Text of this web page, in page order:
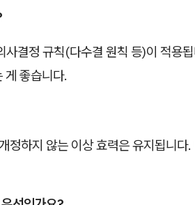
결정 규칙(다수결 원칙 등)이 적용
게 좋습니다.
하지 않는 이상 효력은 유지됩니다.